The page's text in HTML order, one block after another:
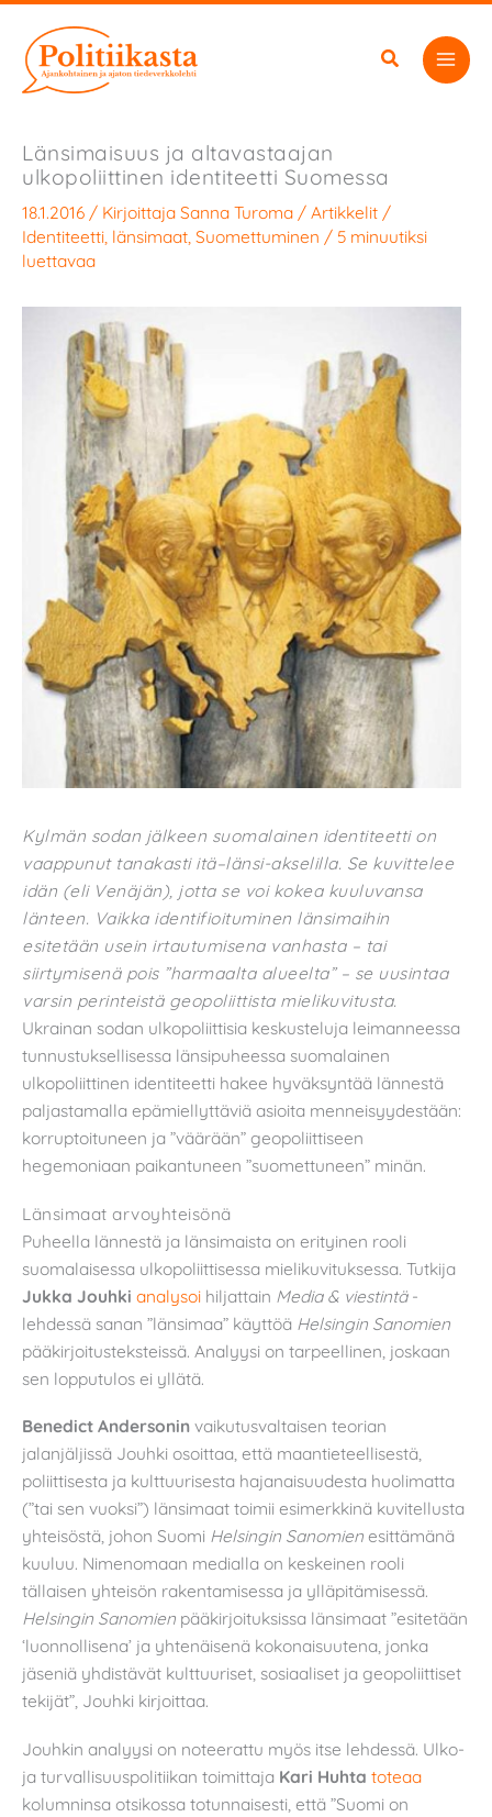
sisältöön
Länsimaisuus ja altavastaajan
ulkopoliittinen identiteetti Suomessa
18.1.2016 / Kirjoittaja Sanna Turoma / Artikkelit /
Identiteetti länsimaat Suomettuminen / 5 minuutiksi
luettavaa
Kylmän sodan jälkeen suomalainen identiteetti on
vaappunut tanakasti itä–länsi-akselilla. Se kuvittelee
idän (eli Venäjän), jotta se voi kokea kuuluvansa
länteen. Vaikka identifioituminen länsimaihin
esitetään usein irtautumisena vanhasta – tai
siirtymisenä pois ”harmaalta alueelta” – se uusintaa
varsin perinteistä geopoliittista mielikuvitusta.
Ukrainan sodan ulkopoliittisia keskusteluja leimanneessa
tunnustuksellisessa länsipuheessa suomalainen
ulkopoliittinen identiteetti hakee hyväksyntää lännestä
paljastamalla epämiellyttäviä asioita menneisyydestään:
korruptoituneen ja ”väärään” geopoliittiseen
hegemoniaan paikantuneen ”suomettuneen” minän.
Länsimaat arvoyhteisönä
Puheella lännestä ja länsimaista on erityinen rooli
suomalaisessa ulkopoliittisessa mielikuvituksessa. Tutkija
Jukka Jouhki analysoi hiljattain Media & viestintä-
lehdessä sanan ”länsimaa” käyttöä Helsingin Sanomien
pääkirjoitusteksteissä. Analyysi on tarpeellinen, joskaan
sen lopputulos ei yllätä.
Benedict Andersonin vaikutusvaltaisen teorian
jalanjäljissä Jouhki osoittaa, että maantieteellisestä,
poliittisesta ja kulttuurisesta hajanaisuudesta huolimatta
(”tai sen vuoksi”) länsimaat toimii esimerkkinä kuvitellusta
yhteisöstä, johon Suomi Helsingin Sanomien esittämänä
kuuluu. Nimenomaan medialla on keskeinen rooli
tällaisen yhteisön rakentamisessa ja ylläpitämisessä.
Helsingin Sanomien pääkirjoituksissa länsimaat ”esitetään
‘luonnollisena’ ja yhtenäisenä kokonaisuutena, jonka
jäseniä yhdistävät kulttuuriset, sosiaaliset ja geopoliittiset
tekijät”, Jouhki kirjoittaa.
Jouhkin analyysi on noteerattu myös itse lehdessä. Ulko-
ja turvallisuuspolitiikan toimittaja Kari Huhta toteaa
kolumninsa otsikossa totunnaisesti, että ”Suomi on